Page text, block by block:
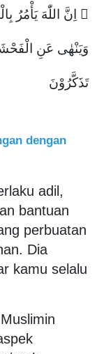
۞ اِنَّ اللّٰهَ يَأْمُرُ
وَيَنْهٰى عَنِ
تَذَكَّرُوْنَ
dengan
adil,
bantuan
perbuatan
Dia
kamu selalu